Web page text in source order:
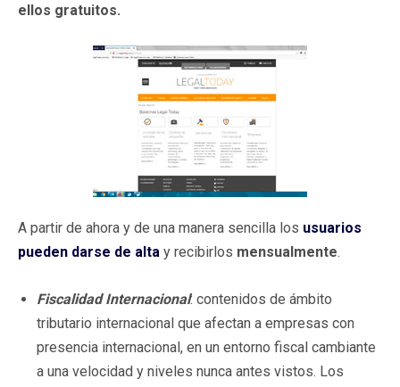
ellos gratuitos.
A partir de ahora y de una manera sencilla los usuarios
pueden darse de alta y recibirlos mensualmente.
Fiscalidad Internacional: contenidos de ámbito
tributario internacional que afectan a empresas con
presencia internacional, en un entorno fiscal cambiante
a una velocidad y niveles nunca antes vistos. Los